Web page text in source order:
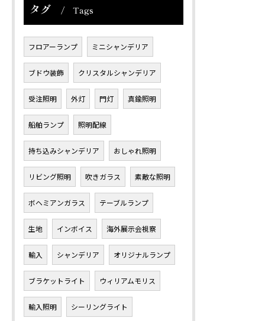
タグ Tags
フロアーランプ ミニシャンデリア
ブドウ装飾 クリスタルシャンデリア
受注照明 外灯 門灯 真鍮照明
船舶ランプ 照明配線
持ち込みシャンデリア おしゃれ照明
リビング照明 吹きガラス 素敵な照明
ボヘミアンガラス テーブルランプ
生地 インボイス 海外展示会視察
輸入 シャンデリア オリジナルランプ
ブラケットライト ウィリアムモリス
輸入照明 シーリングライト